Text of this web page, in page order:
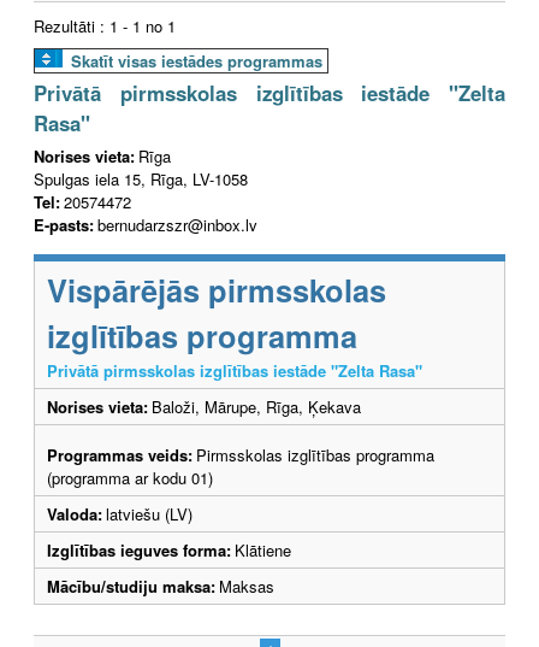
Rezultāti : 1 - 1 no 1
Skatīt visas iestādes programmas
Privātā pirmsskolas izglītības iestāde "Zelta
Rasa"
Norises vieta: Rīga
Spulgas iela 15, Rīga, LV-1058
Tel:20574472
E-pasts:bernudarzszr@inbox.lv
Vispārējās pirmsskolas
izglītības programma
Privātā pirmsskolas izglītības iestāde "Zelta Rasa"
Norises vieta: Baloži, Mārupe, Rīga, Ķekava
Programmas veids: Pirmsskolas izglītības programma
(programma ar kodu 01)
Valoda:latviešu (LV)
Izglītības ieguves forma: Klātiene
Mācību/studiju maksa: Maksas